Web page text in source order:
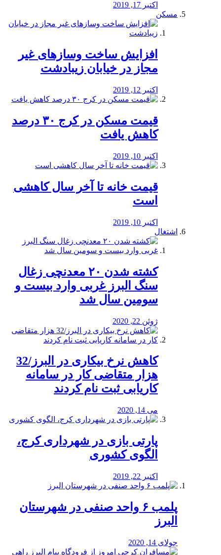
اکتبر 17, 2019
مسکن
افزایش ساخت وسازهای غیر
مجاز در خیابان زیبادشت
اکتبر 12, 2019
️قیمت مسکن در کرج ۳۰ درصد
کاهش یافت
اکتبر 10, 2019
قیمت خانه تا آخر سال کاهشی
است
اکتبر 10, 2019
اشتغال
کشته شدن ۲۰ معدنچی زغال
سنگ البرز غربی وارد بیست و
سومین سال شد
ژوئن 22, 2020
کاهش نرخ بیکاری در البرز/32
هزار متقاضی کار در سامانه
کاریابی ثبت نام کردند
می 14, 2020
پارتی بازی در شهرداری کرج،
الگوی کشوری
اکتبر 22, 2019
پلمب ۶ واحد صنفی در شهرستان
البرز
جولای 14, 2020